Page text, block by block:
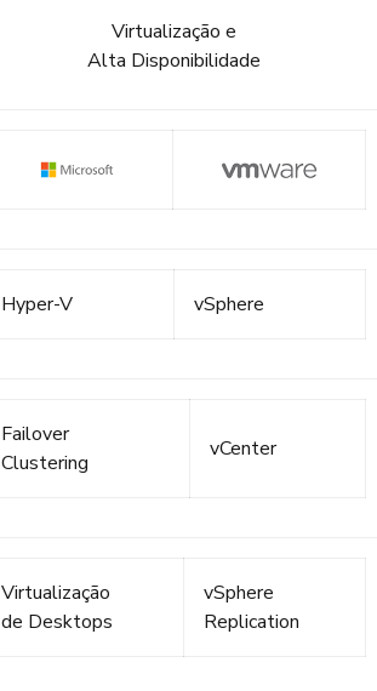
Virtualização e
Alta Disponibilidade
Hyper-V vSphere
Failover
Clustering
vCenter
Virtualização
de Desktops
vSphere
Replication